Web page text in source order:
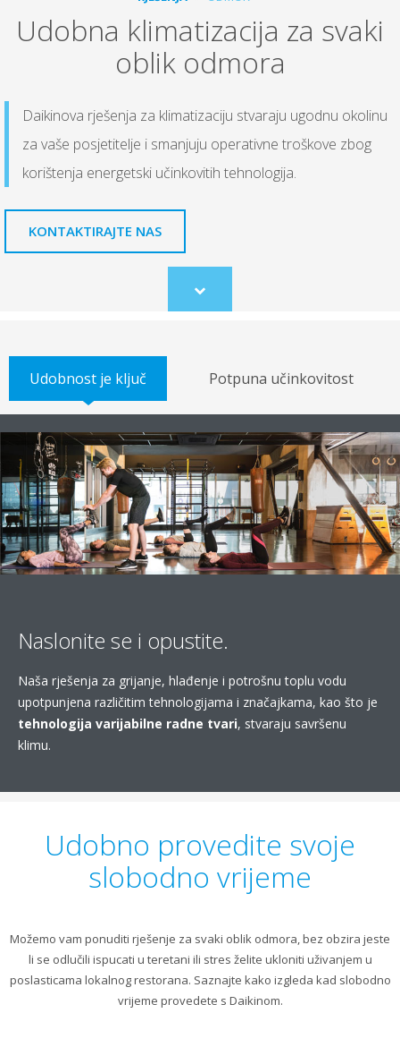
Udobna klimatizacija za svaki
oblik odmora
Daikinova rješenja za klimatizaciju stvaraju ugodnu okolinu
za vaše posjetitelje i smanjuju operativne troškove zbog
korištenja energetski učinkovitih tehnologija.
KONTAKTIRAJTE NAS
Scroll
to
Udobnost je ključ Potpuna učinkovitost
Naslonite se i opustite.
Naša rješenja za grijanje, hlađenje i potrošnu toplu vodu
upotpunjena različitim tehnologijama i značajkama, kao što je
tehnologija varijabilne radne tvari, stvaraju savršenu
klimu.
Udobno provedite svoje
slobodno vrijeme
Možemo vam ponuditi rješenje za svaki oblik odmora, bez obzira jeste
li se odlučili ispucati u teretani ili stres želite ukloniti uživanjem u
poslasticama lokalnog restorana. Saznajte kako izgleda kad slobodno
vrijeme provedete s Daikinom.